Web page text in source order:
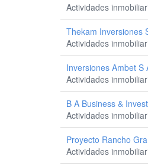
Actividades
Thekam Inversiones
Actividades
Inversiones Ambet S
Actividades
B A Business &
Actividades
Proyecto Rancho
Actividades